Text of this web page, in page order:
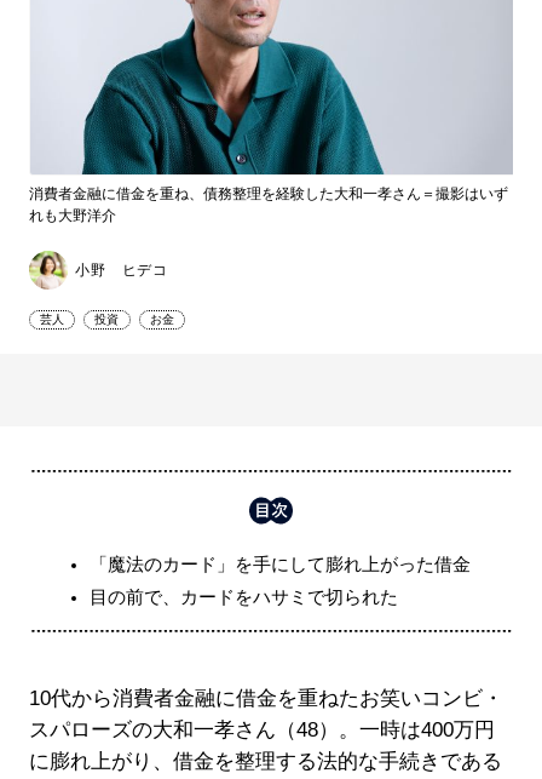
消費者金融に借金を重ね、債務整理を経験した大和一孝さん＝撮影はいず
れも大野洋介
小野 ヒデコ
芸人 投資 お金
「魔法のカード」を手にして膨れ上がった借金
目の前で、カードをハサミで切られた
10代から消費者金融に借金を重ねたお笑いコンビ・
スパローズの大和一孝さん（48）。一時は400万円
に膨れ上がり、借金を整理する法的な手続きである